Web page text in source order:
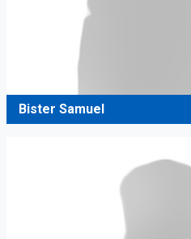
Bister Samuel